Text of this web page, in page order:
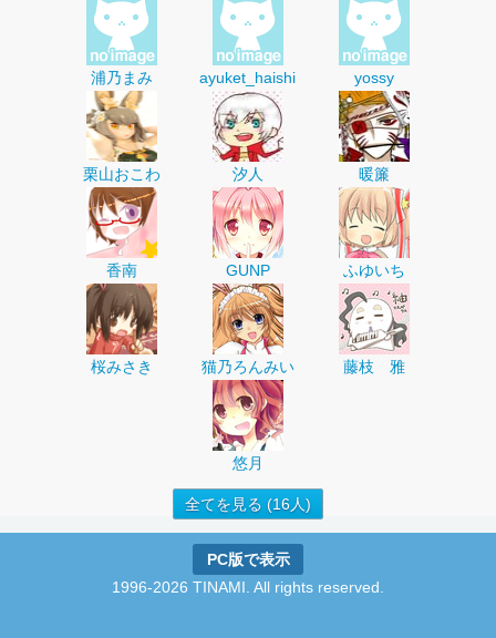
浦乃まみ ayuket_haishi yossy
栗山おこわ 汐人 暖簾
香南 GUNP ふゆいち
桜みさき 猫乃ろんみい 藤枝 雅
悠月
全てを見る (16人)
PC版で表示
1996-2026 TINAMI. All rights reserved.